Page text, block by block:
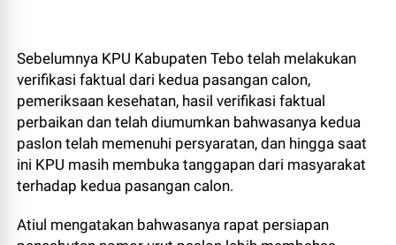
Sebelumnya KPU Kabupaten Tebo telah melakukan
verifikasi faktual dari kedua pasangan calon,
pemeriksaan kesehatan, hasil verifikasi faktual
perbaikan dan telah diumumkan bahwasanya kedua
paslon telah memenuhi persyaratan, dan hingga saat
ini KPU masih membuka tanggapan dari masyarakat
terhadap kedua pasangan calon.
Atiul mengatakan bahwasanya rapat persiapan